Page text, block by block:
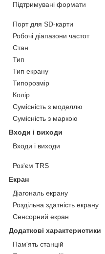
Підтримувані формати
Порт для SD-карти
Робочі діапазони частот
Стан
Тип
Тип екрану
Типорозмір
Колір
Сумісність з моделлю
Сумісність з маркою
Входи і виходи
Входи і виходи
Роз'єм TRS
Екран
Діагональ екрану
Роздільна здатність екрану
Сенсорний екран
Додаткові характеристики
Пам'ять станцій